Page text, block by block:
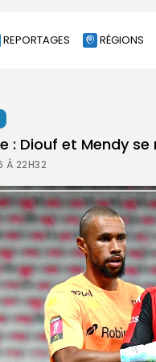
REPORTAGES RÉGIONS
: Diouf et Mendy
À 22H32